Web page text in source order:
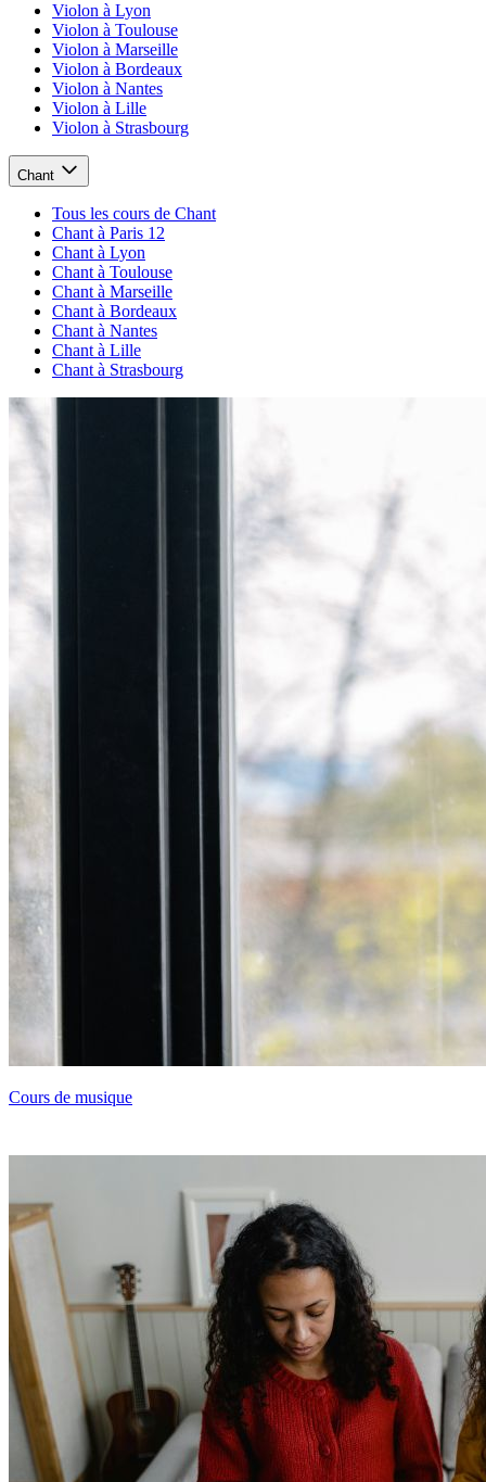
Violon à Lyon
Violon à Toulouse
Violon à Marseille
Violon à Bordeaux
Violon à Nantes
Violon à Lille
Violon à Strasbourg
Chant
Tous les cours de Chant
Chant à Paris 12
Chant à Lyon
Chant à Toulouse
Chant à Marseille
Chant à Bordeaux
Chant à Nantes
Chant à Lille
Chant à Strasbourg
Cours de musique